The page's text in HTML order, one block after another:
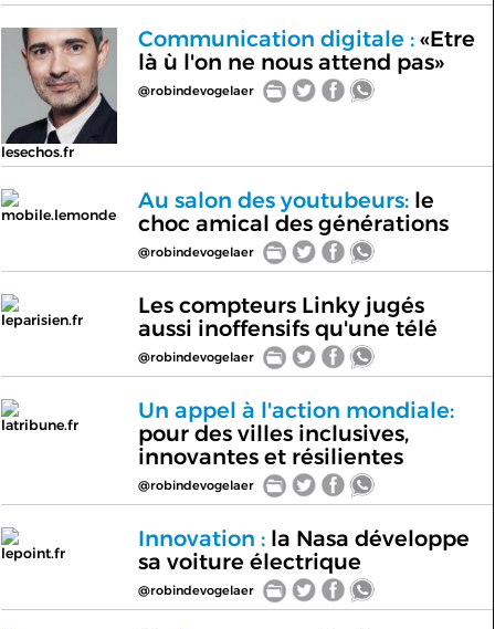
lesechos.fr
Communication digitale :«Etre
là ù l'on ne nous attend pas»
@robindevogelaer
mobile.lemonde
Au salon des youtubeurs:le
choc amical des générations
@robindevogelaer
leparisien.fr
Les compteurs Linky jugés
aussi inoffensifs qu'une télé
@robindevogelaer
latribune.fr
Un appel à l'action mondiale:
pour des villes inclusives,
innovantes et résilientes
@robindevogelaer
lepoint.fr
Innovation :la Nasa développe
sa voiture électrique
@robindevogelaer